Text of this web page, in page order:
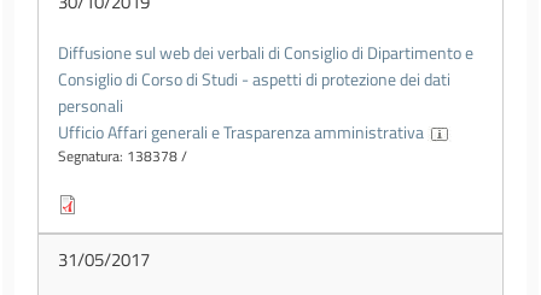
Diffusione sul web dei verbali di Consiglio di Dipartimento e
Consiglio di Corso di Studi - aspetti di protezione dei dati
personali
Ufficio Affari generali e Trasparenza amministrativa
Segnatura: 138378 /
31/05/2017